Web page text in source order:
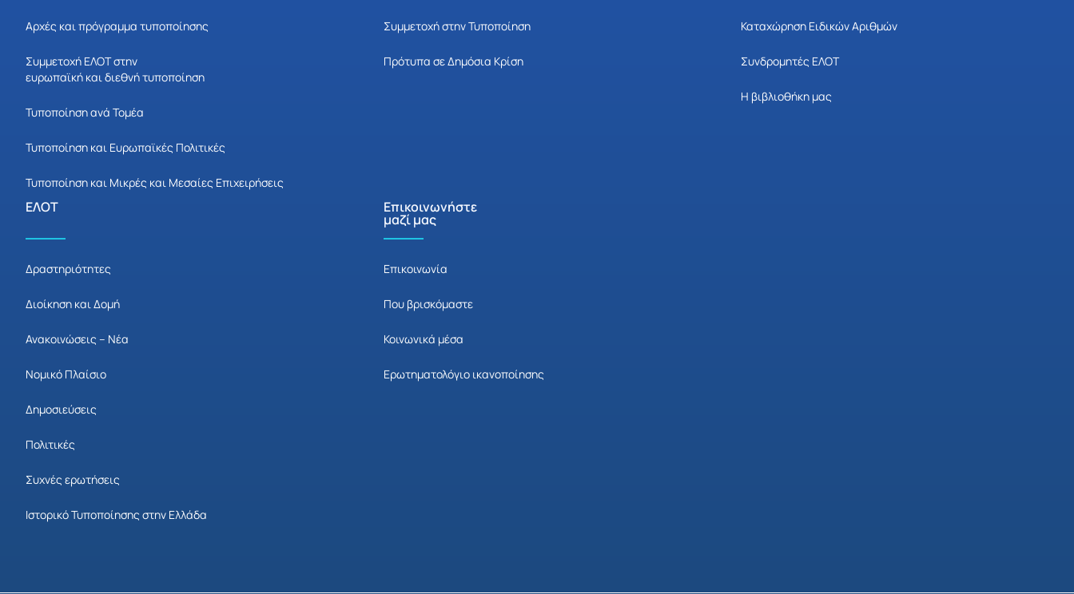
Αρχές και πρόγραμμα τυποποίησης
Συμμετοχή ΕΛΟΤ στην
ευρωπαϊκή και διεθνή τυποποίηση
Τυποποίηση ανά Τομέα
Τυποποίηση και Ευρωπαϊκές Πολιτικές
Τυποποίηση και Μικρές και Μεσαίες Επιχειρήσεις
Συμμετοχή στην Τυποποίηση
Πρότυπα σε Δημόσια Κρίση
Καταχώρηση Ειδικών Αριθμών
Συνδρομητές ΕΛΟΤ
Η βιβλιοθήκη μας
ΕΛΟΤ
Δραστηριότητες
Διοίκηση και Δομή
Ανακοινώσεις – Νέα
Νομικό Πλαίσιο
Δημοσιεύσεις
Πολιτικές
Συχνές ερωτήσεις
Ιστορικό Τυποποίησης στην Ελλάδα
Επικοινωνήστε
μαζί μας
Επικοινωνία
Που βρισκόμαστε
Κοινωνικά μέσα
Ερωτηματολόγιο ικανοποίησης